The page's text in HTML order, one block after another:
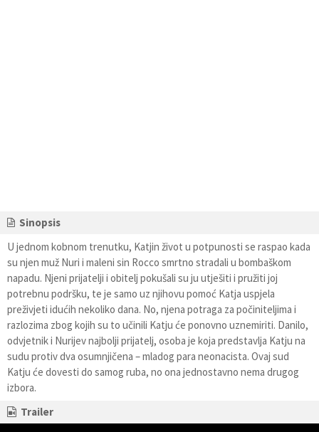
Sinopsis
U jednom kobnom trenutku, Katjin život u potpunosti se raspao kada
su njen muž Nuri i maleni sin Rocco smrtno stradali u bombaškom
napadu. Njeni prijatelji i obitelj pokušali su ju utješiti i pružiti joj
potrebnu podršku, te je samo uz njihovu pomoć Katja uspjela
preživjeti idućih nekoliko dana. No, njena potraga za počiniteljima i
razlozima zbog kojih su to učinili Katju će ponovno uznemiriti. Danilo,
odvjetnik i Nurijev najbolji prijatelj, osoba je koja predstavlja Katju na
sudu protiv dva osumnjičena – mladog para neonacista. Ovaj sud
Katju će dovesti do samog ruba, no ona jednostavno nema drugog
izbora.
Trailer